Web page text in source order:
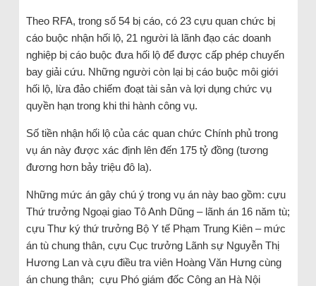
Theo RFA, trong số 54 bị cáo, có 23 cựu quan chức bị
cáo buộc nhận hối lộ, 21 người là lãnh đạo các doanh
nghiệp bị cáo buộc đưa hối lộ để được cấp phép chuyến
bay giải cứu. Những người còn lại bị cáo buộc môi giới
hối lộ, lừa đảo chiếm đoạt tài sản và lợi dụng chức vụ
quyền hạn trong khi thi hành công vụ.
Số tiền nhận hối lộ của các quan chức Chính phủ trong
vụ án này được xác định lên đến 175 tỷ đồng (tương
đương hơn bảy triệu đô la).
Những mức án gây chú ý trong vụ án này bao gồm: cựu
Thứ trưởng Ngoại giao Tô Anh Dũng – lãnh án 16 năm tù;
cựu Thư ký thứ trưởng Bộ Y tế Phạm Trung Kiên – mức
án tù chung thân, cựu Cục trưởng Lãnh sự Nguyễn Thị
Hương Lan và cựu điều tra viên Hoàng Văn Hưng cùng
án chung thân; cựu Phó giám đốc Công an Hà Nội